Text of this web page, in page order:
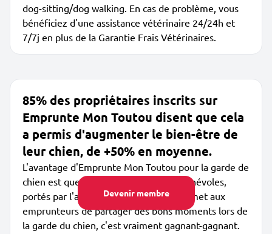
Devenir membre
dog-sitting/dog walking. En cas de problème, vous
bénéficiez d'une assistance vétérinaire 24/24h et
7/7j en plus de la Garantie Frais Vétérinaires.
85% des propriétaires inscrits sur
Emprunte Mon Toutou disent que cela
a permis d'augmenter le bien-être de
leur chien, de +50% en moyenne.
L'avantage d'Emprunte Mon Toutou pour la garde de
chien est que les membres sont des bénévoles,
portés par l'amour des chiens. Cela permet aux
emprunteurs de partager des bons moments lors de
la garde du chien, c'est vraiment gagnant-gagnant.